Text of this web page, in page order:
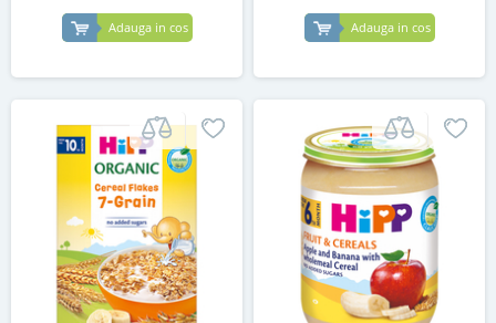
Adauga in cos Adauga in cos